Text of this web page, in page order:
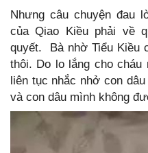
Nhưng câu chuyện đau
của Qiao Kiều phải về
quyết. Bà nhờ Tiểu Kiều
thôi. Do lo lắng cho
liên tục nhắc nhở con
và con dâu mình không